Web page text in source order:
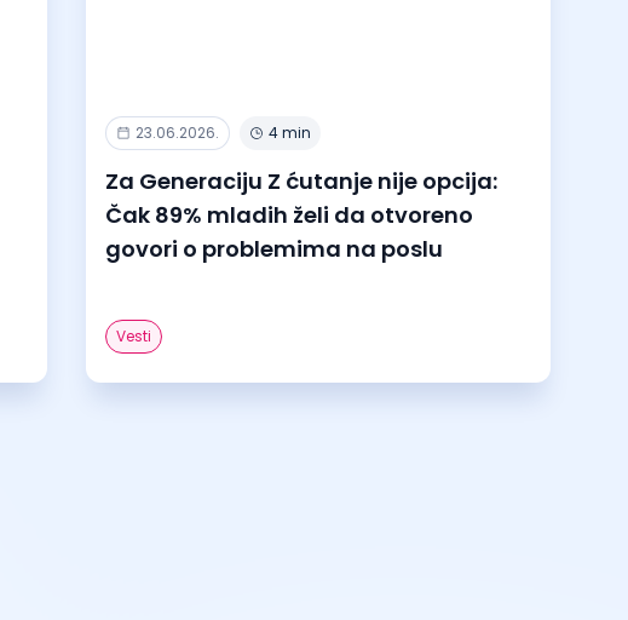
23.06.2026. 4 min
Za Generaciju Z ćutanje nije opcija:
Čak 89% mladih želi da otvoreno
govori o problemima na poslu
Vesti